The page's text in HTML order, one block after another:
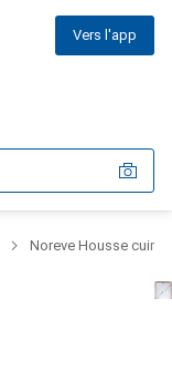
Vers l'app
Noreve Housse cuir